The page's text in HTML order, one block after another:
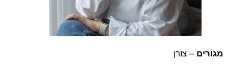
מגורים– צורן